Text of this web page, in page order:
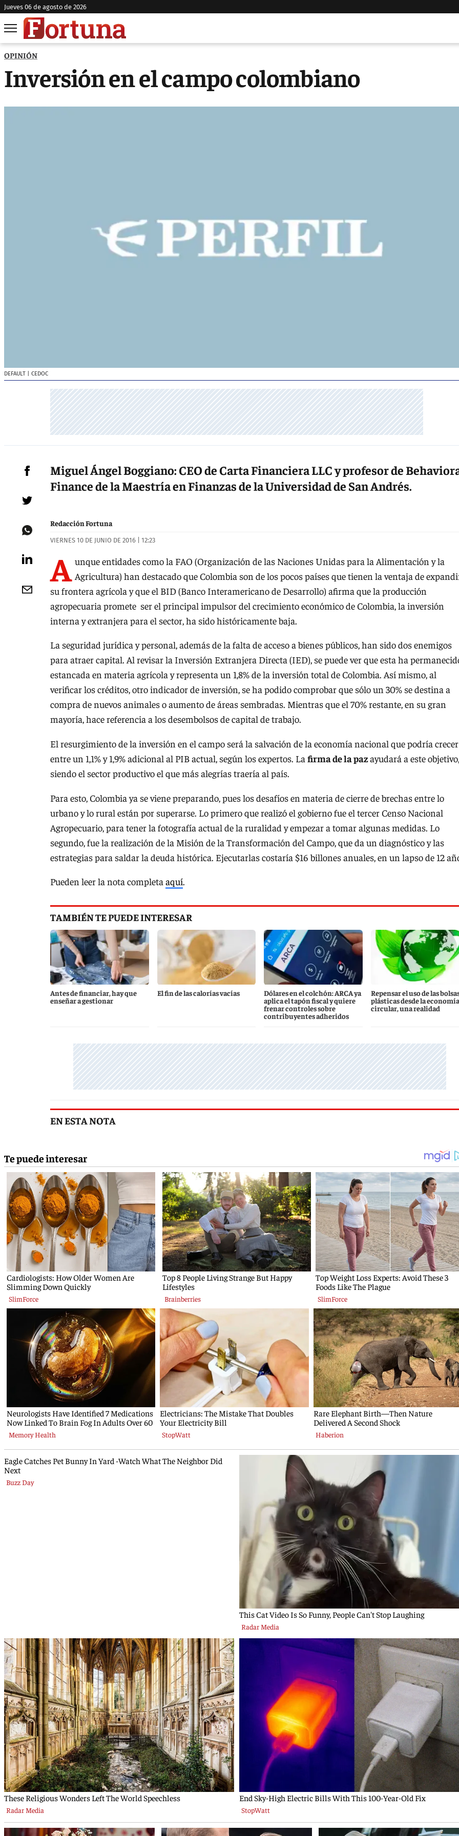
jueves 06 de agosto de 2026
OPINIÓN
Inversión en el campo colombiano
DEFAULT | CEDOC
Miguel Ángel Boggiano: CEO de Carta Financiera LLC y profesor de
Finance de la Maestría en Finanzas de la Universidad de San Andrés.
Redacción Fortuna
VIERNES 10 DE JUNIO DE 2016 | 12:23
A unque entidades como la FAO (Organización de las Naciones Unidas para la Alimentación y la
Agricultura) han destacado que Colombia son de los pocos países que tienen la ventaja de
su frontera agrícola y que el BID (Banco Interamericano de Desarrollo) afirma que la producción
agropecuaria promete ser el principal impulsor del crecimiento económico de Colombia, la inversión
interna y extranjera para el sector, ha sido históricamente baja.
La seguridad jurídica y personal, además de la falta de acceso a bienes públicos, han sido dos enemigos
para atraer capital. Al revisar la Inversión Extranjera Directa (IED), se puede ver que esta ha
estancada en materia agrícola y representa un 1,8% de la inversión total de Colombia. Así mismo, al
verificar los créditos, otro indicador de inversión, se ha podido comprobar que sólo un 30% se destina a
compra de nuevos animales o aumento de áreas sembradas. Mientras que el 70% restante, en su gran
mayoría, hace referencia a los desembolsos de capital de trabajo.
El resurgimiento de la inversión en el campo será la salvación de la economía nacional que podría crecer
entre un 1,1% y 1,9% adicional al PIB actual, según los expertos. La firma de la pazayudará a este objetivo,
siendo el sector productivo el que más alegrías traería al país.
Para esto, Colombia ya se viene preparando, pues los desafíos en materia de cierre de brechas entre lo
urbano y lo rural están por superarse. Lo primero que realizó el gobierno fue el tercer Censo Nacional
Agropecuario, para tener la fotografía actual de la ruralidad y empezar a tomar algunas medidas. Lo
segundo, fue la realización de la Misión de la Transformación del Campo, que da un diagnóstico y las
estrategias para saldar la deuda histórica. Ejecutarlas costaría $16 billones anuales, en un lapso de 12
Pueden leer la nota completa aquí.
TAMBIÉN TE PUEDE INTERESAR
Antes de financiar, hay que
enseñar a gestionar
El fin de las calorías vacías
Dólares en el colchón: ARCA ya
aplica el tapón fiscal y quiere
frenar controles sobre
contribuyentes adheridos
Repensar el uso de las
plásticas desde la economía
circular, una realidad
EN ESTA NOTA